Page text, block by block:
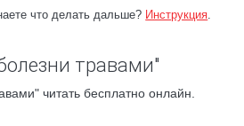
что делать дальше? Инструкция.
травами"
читать бесплатно онлайн.